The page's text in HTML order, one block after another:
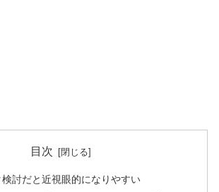
目次
討だと近視眼的になりやすい